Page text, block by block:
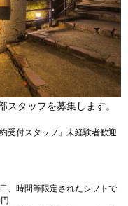
タッフを募集します。
受付スタッフ」未経験者歓迎
、時間等限定されたシフトで